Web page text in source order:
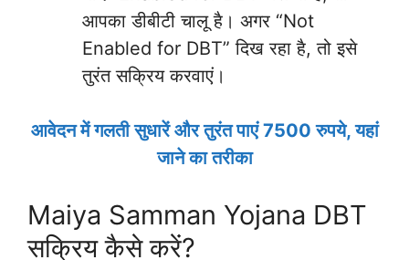
आपका डीबीटी चालू है। अगर “Not
Enabled for DBT” दिख रहा है, तो इसे
तुरंत सक्रिय करवाएं।
आवेदन में गलती सुधारें और तुरंत पाएं 7500 रुपये, यहां
जाने का तरीका
Maiya Samman Yojana DBT
सक्रिय कैसे करें?